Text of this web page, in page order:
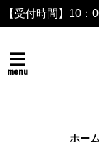
【受付時間】10：
menu
ホーム